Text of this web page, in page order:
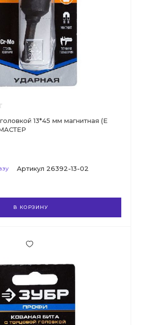
13*45 мм магнитная (Е
Артикул 26392-13-02
В КОРЗИНУ